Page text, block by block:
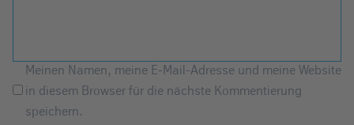
Meinen Namen, meine E-Mail-Adresse und meine Website
in diesem Browser für die nächste Kommentierung
speichern.